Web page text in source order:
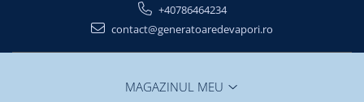
+40786464234
contact@generatoaredevapori.ro
MAGAZINUL MEU